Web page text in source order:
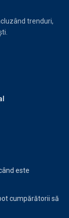
trenduri,
este
cumpărătorii să